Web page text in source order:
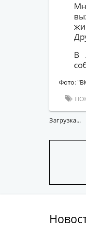
В
Фото:
Загрузка...